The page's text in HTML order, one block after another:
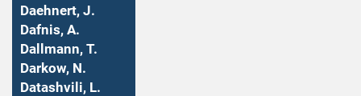
Daehnert, J.
Dafnis, A.
Dallmann, T.
Darkow, N.
Datashvili, L.